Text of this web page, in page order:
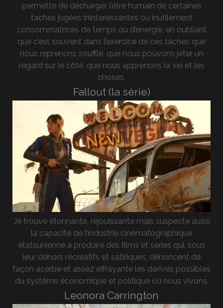
permette de décharger l’être humain de certaines
taches jugées inintéressantes ou inutilement
consommatrices de temps ou d’énergie, en oubliant
que c’est souvent dans l’exercice de ces tâches que
nous reprenons souffle, que nous pouvons jeter un
regard sur le côté, que nous apprenons la vie et les
choses.
Fallout (la série)
Je trouve étonnante, réjouissante mais suspecte aussi
la capacité de l’industrie cinématographique
étatsunienne à produire des films et séries qui, sous
leur dehors récréatifs et satiriques, dénoncent de
façon acerbe et assez effrayante les dérives possibles
du système économique et politique où nous vivons.
Leonora Carrington